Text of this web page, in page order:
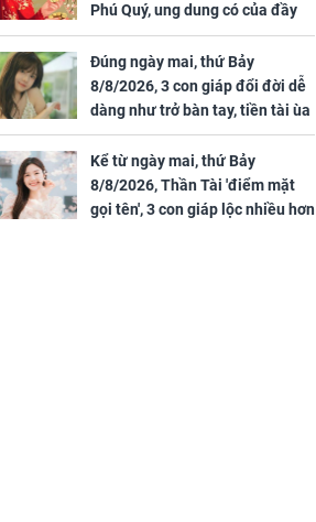
Phú Quý, ung dung có của đầy
nhà, ngày càng hưng thịnh sung
túc
Đúng ngày mai, thứ Bảy
8/8/2026, 3 con giáp đổi đời dễ
dàng như trở bàn tay, tiền tài ùa
tới, ngồi không lộc cũng đến,
phú quý theo tới già
Kể từ ngày mai, thứ Bảy
8/8/2026, Thần Tài 'điểm mặt
gọi tên', 3 con giáp lộc nhiều hơn